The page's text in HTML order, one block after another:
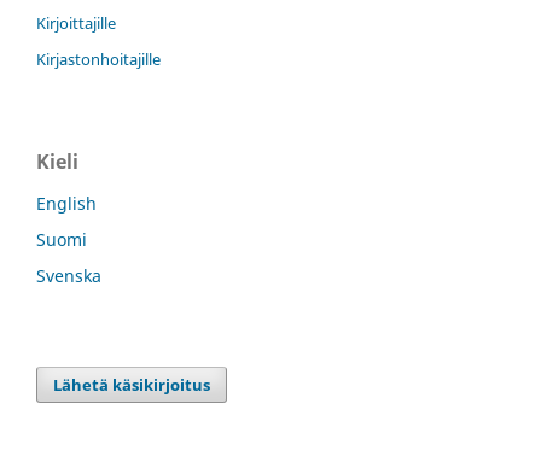
Kirjoittajille
Kirjastonhoitajille
Kieli
English
Suomi
Svenska
Lähetä käsikirjoitus